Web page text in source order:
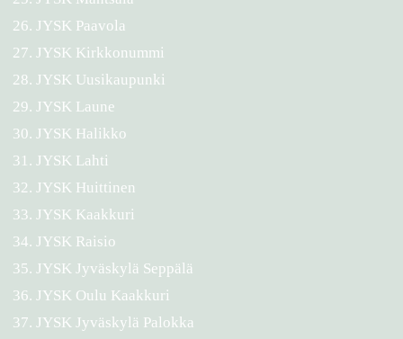
JYSK Paavola
JYSK Kirkkonummi
JYSK Uusikaupunki
JYSK Laune
JYSK Halikko
JYSK Lahti
JYSK Huittinen
JYSK Kaakkuri
JYSK Raisio
JYSK Jyväskylä Seppälä
JYSK Oulu Kaakkuri
JYSK Jyväskylä Palokka